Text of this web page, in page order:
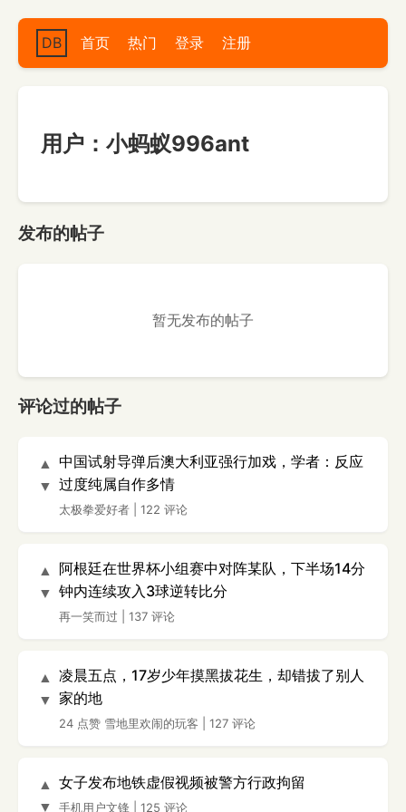
DB 首页 热门 登录 注册
用户：小蚂蚁996ant
发布的帖子
暂无发布的帖子
评论过的帖子
▲
▼
中国试射导弹后澳大利亚强行加戏，学者：反应
过度纯属自作多情
太极拳爱好者 122 评论
▲
▼
阿根廷在世界杯小组赛中对阵某队，下半场14分
钟内连续攻入3球逆转比分
再一笑而过 137 评论
▲
▼
凌晨五点，17岁少年摸黑拔花生，却错拔了别人
家的地
24 点赞 雪地里欢闹的玩客 127 评论
▲
▼
女子发布地铁虚假视频被警方行政拘留
手机用户文锋 125 评论